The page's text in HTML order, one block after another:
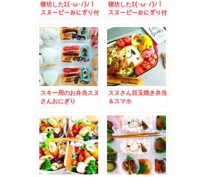
寝坊したΣ(･ω･ﾉ)ﾉ！
スヌーピーおにぎり付
寝坊したΣ(･ω･ﾉ)ﾉ！
スヌーピーおにぎり付
スキー用のお弁当スヌ
さんおにぎり
スヌさん目玉焼き弁当
＆スマホ
時間は自分で作るもの
(*-ω-)